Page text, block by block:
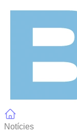
Notícies